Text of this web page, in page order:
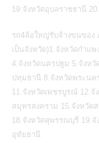
19.จังหวัดอุบลราชธานี
รถ4ล้อใหญ่รับจ้างขนของ
เป็นจังหวัด)1.จังหวัดกำแ
4.จังหวัดนครปฐม 5.จังห
ปทุมธานี 8.จังหวัดพระน
11.จังหวัดเพชรบูรณ์ 12.จั
สมุทรสงคราม 15.จังหวัด
18.จังหวัดสุพรรณบุรี 19.จั
อุทัยธานี